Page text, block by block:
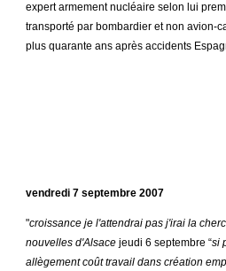
expert armement nucléaire selon lui
transporté par bombardier et non avion-
plus quarante ans après accidents
vendredi 7 septembre 2007
"croissance je l'attendrai pas j'irai la
nouvelles d'Alsacejeudi 6 septembre “si
allègement coût travail dans création